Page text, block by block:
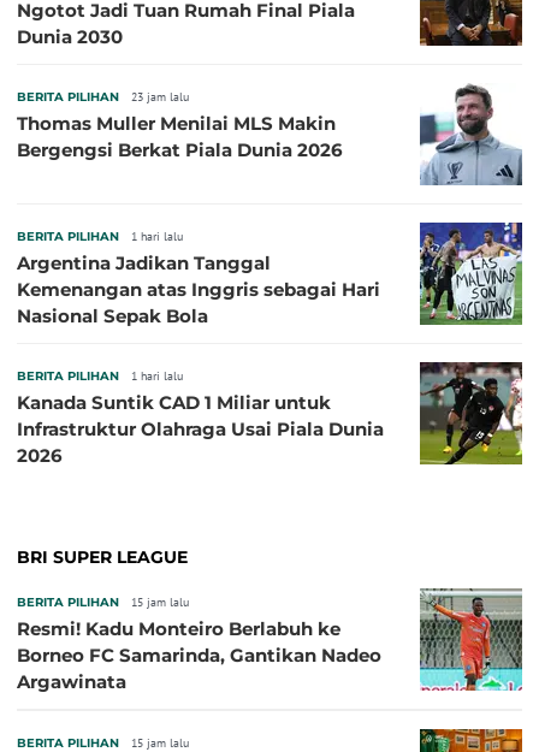
Ngotot Jadi Tuan Rumah Final Piala
Dunia 2030
BERITA PILIHAN 23 jam lalu
Thomas Muller Menilai MLS Makin
Bergengsi Berkat Piala Dunia 2026
BERITA PILIHAN 1 hari lalu
Argentina Jadikan Tanggal
Kemenangan atas Inggris sebagai Hari
Nasional Sepak Bola
BERITA PILIHAN 1 hari lalu
Kanada Suntik CAD 1 Miliar untuk
Infrastruktur Olahraga Usai Piala Dunia
2026
BRI SUPER LEAGUE
BERITA PILIHAN 15 jam lalu
Resmi! Kadu Monteiro Berlabuh ke
Borneo FC Samarinda, Gantikan Nadeo
Argawinata
BERITA PILIHAN 15 jam lalu